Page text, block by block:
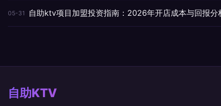
05-31 自助ktv项目加盟投资指南：2026年开店成本与回报分
自助KTV